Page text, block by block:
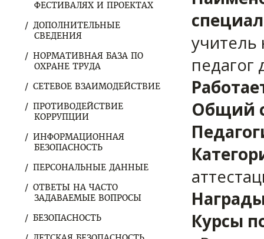
ФЕСТИВАЛЯХ И ПРОЕКТАХ
ДОПОЛНИТЕЛЬНЫЕ
СВЕДЕНИЯ
НОРМАТИВНАЯ БАЗА ПО
ОХРАНЕ ТРУДА
СЕТЕВОЕ ВЗАИМОДЕЙСТВИЕ
ПРОТИВОДЕЙСТВИЕ
КОРРУПЦИИ
ИНФОРМАЦИОННАЯ
БЕЗОПАСНОСТЬ
ПЕРСОНАЛЬНЫЕ ДАННЫЕ
ОТВЕТЫ НА ЧАСТО
ЗАДАВАЕМЫЕ ВОПРОСЫ
БЕЗОПАСНОСТЬ
учитель
Общий
Курсы